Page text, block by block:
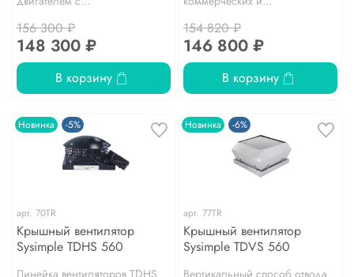
156 300 ₽
148 300 ₽
В корзину
154 820 ₽
146 800 ₽
В корзину
Новинка -5%
арт. 70TR
Крышный вентилятор
Sysimple TDHS 560
Новинка -6%
арт. 77TR
Крышный вентилятор
Sysimple TDVS 560